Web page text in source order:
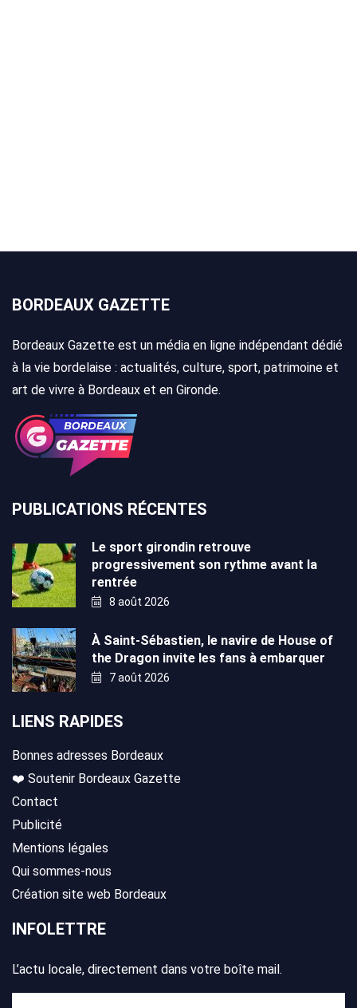
BORDEAUX GAZETTE
Bordeaux Gazette est un média en ligne indépendant dédié
à la vie bordelaise : actualités, culture, sport, patrimoine et
art de vivre à Bordeaux et en Gironde.
PUBLICATIONS RÉCENTES
Le sport girondin retrouve
progressivement son rythme avant la
rentrée
8 août 2026
À Saint-Sébastien, le navire de House of
the Dragon invite les fans à embarquer
7 août 2026
LIENS RAPIDES
Bonnes adresses Bordeaux
❤️ Soutenir Bordeaux Gazette
Contact
Publicité
Mentions légales
Qui sommes-nous
Création site web Bordeaux
INFOLETTRE
L’actu locale, directement dans votre boîte mail.